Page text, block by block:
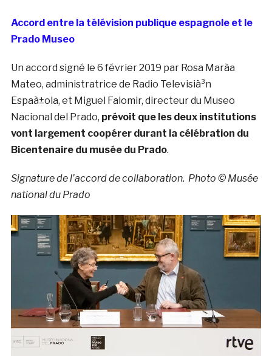
Accord entre la télévision publique espagnole et le
Prado Museo
Un accord signé le 6 février 2019 par Rosa Marà­a
Mateo, administratrice de Radio Televisià³n
Espaà±ola, et Miguel Falomir, directeur du Museo
Nacional del Prado, prévoit que les deux institutions
vont largement coopérer durant la célébration du
Bicentenaire du musée du Prado.
Signature de l’accord de collaboration. Photo © Musée
national du Prado